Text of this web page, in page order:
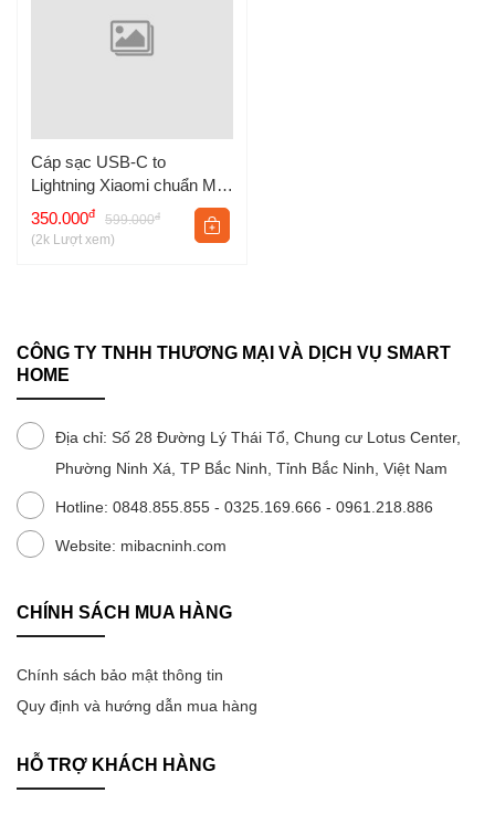
Cáp sạc USB-C to
Lightning Xiaomi chuẩn MFI
BHR4421GL dây sạc c to
lightning
350.000đ 599.000đ
(2k Lượt xem)
CÔNG TY TNHH THƯƠNG MẠI VÀ DỊCH VỤ SMART
HOME
Địa chỉ: Số 28 Đường Lý Thái Tổ, Chung cư Lotus Center,
Phường Ninh Xá, TP Bắc Ninh, Tỉnh Bắc Ninh, Việt Nam
Hotline: 0848.855.855 - 0325.169.666 - 0961.218.886
Website: mibacninh.com
CHÍNH SÁCH MUA HÀNG
Chính sách bảo mật thông tin
Quy định và hướng dẫn mua hàng
HỖ TRỢ KHÁCH HÀNG